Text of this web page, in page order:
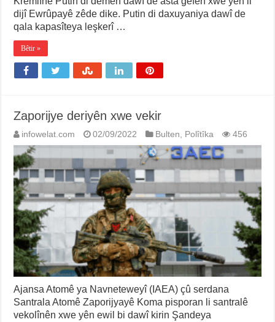
dijî Ewrûpayê zêde dike. Putin di daxuyaniya dawî de
qala kapasîteya leşkerî …
Bêtir »
Zaporijye deriyên xwe vekir
infowelat.com 02/09/2022 Bulten, Polîtîka 456
Ajansa Atomê ya Navneteweyî (IAEA) çû serdana
Santrala Atomê Zaporijyayê Koma pisporan li santralê
vekolînên xwe yên ewil bi dawî kirin Şandeya